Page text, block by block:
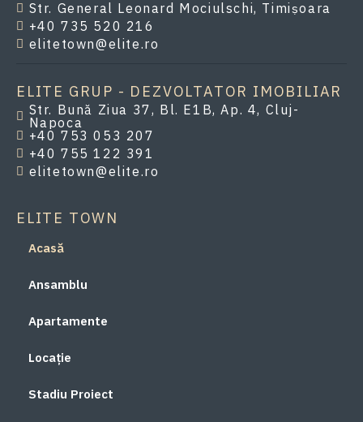
Str. General Leonard Mociulschi, Timișoara
+40 735 520 216
elitetown@elite.ro
ELITE GRUP - DEZVOLTATOR IMOBILIAR
Str. Bună Ziua 37, Bl. E1B, Ap. 4, Cluj-
Napoca
+40 753 053 207
+40 755 122 391
elitetown@elite.ro
ELITE TOWN
Acasă
Ansamblu
Apartamente
Locație
Stadiu Proiect